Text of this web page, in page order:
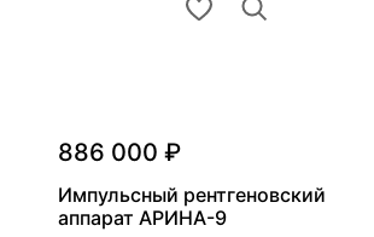
886 000 ₽
Импульсный рентгеновский
аппарат АРИНА-9